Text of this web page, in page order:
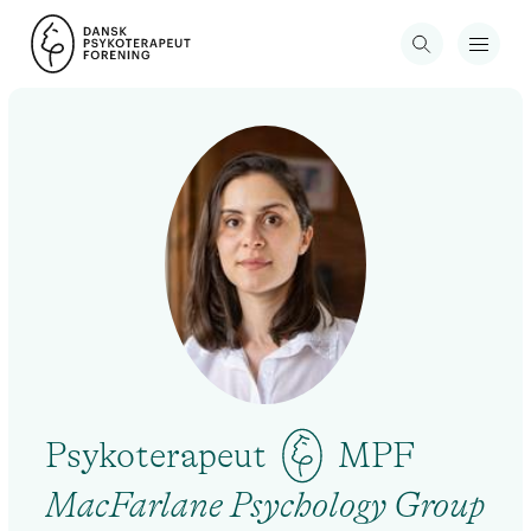
Psykoterapeut
MPF
MacFarlane Psychology Group